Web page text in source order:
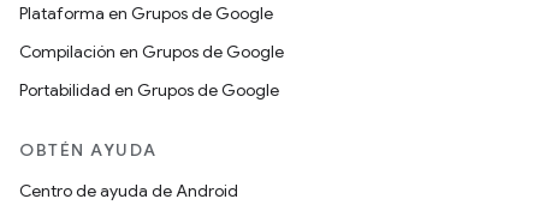
Plataforma en Grupos de Google
Compilación en Grupos de Google
Portabilidad en Grupos de Google
OBTÉN AYUDA
Centro de ayuda de Android